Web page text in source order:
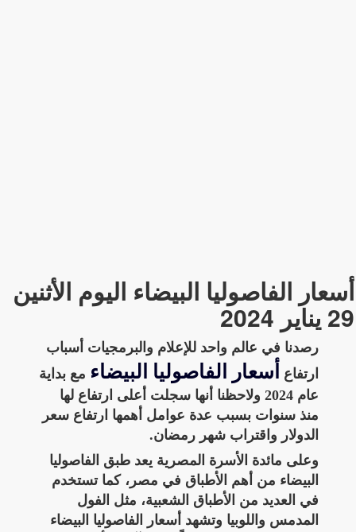
أسعار الفاصوليا البيضاء اليوم الأثنين
29 يناير 2024
رصدنا في عالم واحد للإعلام والبرمجيات أسباب
ارتفاع
أسعار الفاصوليا البيضاء مع بداية
عام 2024 ولاحظنا أنها سجلت أعلى ارتفاع لها
منذ سنوات بسبب عدة عوامل أهمها ارتفاع سعر
الدولار واقتراب شهر رمضان.
وعلى مائدة الأسرة المصرية يعد طبق الفاصوليا
البيضاء من أهم الأطباق في مصر، كما تستخدم
في العديد من الأطباق الشعبية، مثل الفول
المدمس واللوبيا وتشهد أسعار الفاصوليا البيضاء